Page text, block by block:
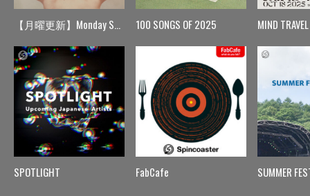
【月曜更新】Monday Spin
SPOTLIGHT
100 SONGS OF 2025
FabCafe
MIND TRAVEL
SUMMER